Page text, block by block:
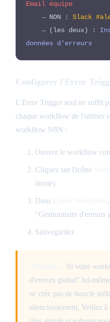
Email équipe
→ NON : Slack
→ (les deux) :
données d'erreurs
Configurer l'Error
L'Error Trigger seul ne suffit
chaque workflow de l'utiliser
workflow N8N :
Ouvrez le workflow
Cliquez sur l'icône
droite)
Dans
"Gestionnaire d'erreurs
Sauvegardez
Si votre
d'erreurs global" lui-
ne crée pas de boucle
silencieusement. Veillez